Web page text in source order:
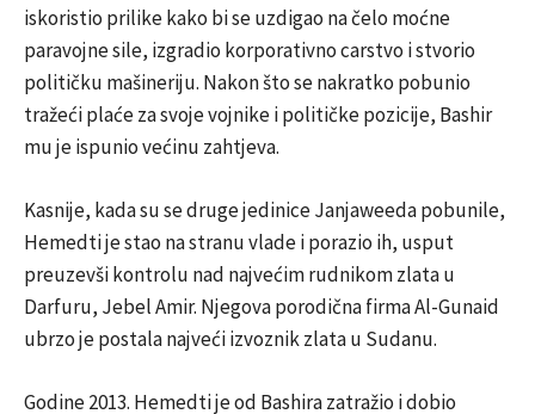
iskoristio prilike kako bi se uzdigao na čelo moćne
paravojne sile, izgradio korporativno carstvo i stvorio
političku mašineriju. Nakon što se nakratko pobunio
tražeći plaće za svoje vojnike i političke pozicije, Bashir
mu je ispunio većinu zahtjeva.
Kasnije, kada su se druge jedinice Janjaweeda pobunile,
Hemedti je stao na stranu vlade i porazio ih, usput
preuzevši kontrolu nad najvećim rudnikom zlata u
Darfuru, Jebel Amir. Njegova porodična firma Al-Gunaid
ubrzo je postala najveći izvoznik zlata u Sudanu.
Godine 2013. Hemedti je od Bashira zatražio i dobio